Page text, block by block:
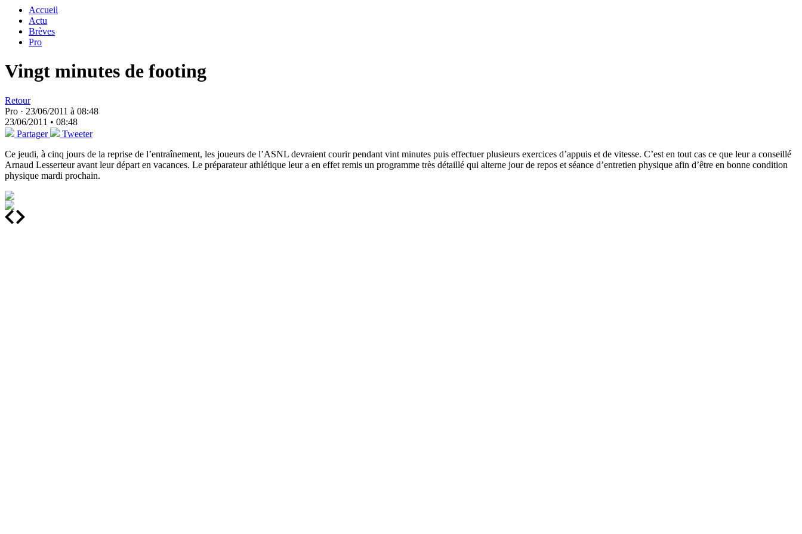
Accueil
Actu
Brèves
Pro
Vingt minutes de footing
Retour
Pro · 23/06/2011 à 08:48
23/06/2011 • 08:48
Partager
Tweeter
Ce jeudi, à cinq jours de la reprise de l’entraînement, les joueurs de l’ASNL devraient courir pendant vint minutes puis effectuer plusieurs exercices d’appuis et de vitesse. C’est en tout cas ce que leur a conseillé
Arnaud Lesserteur avant leur départ en vacances. Le préparateur athlétique leur a en effet remis un programme très détaillé qui alterne jour de repos et séance d’entretien physique afin d’être en bonne condition
physique mardi prochain.